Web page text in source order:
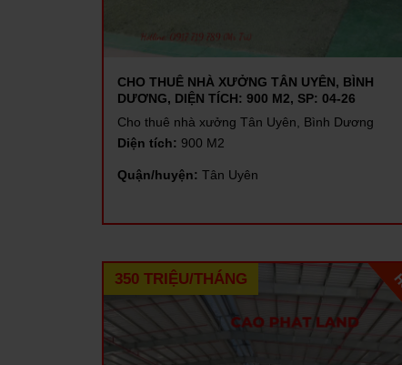
CHO THUÊ NHÀ XƯỞNG TÂN UYÊN, BÌNH
DƯƠNG, DIỆN TÍCH: 900 M2, SP: 04-26
Cho thuê nhà xưởng Tân Uyên, Bình Dương
Diện tích: 900 M2
Quận/huyện: Tân Uyên
350 TRIỆU/THÁNG